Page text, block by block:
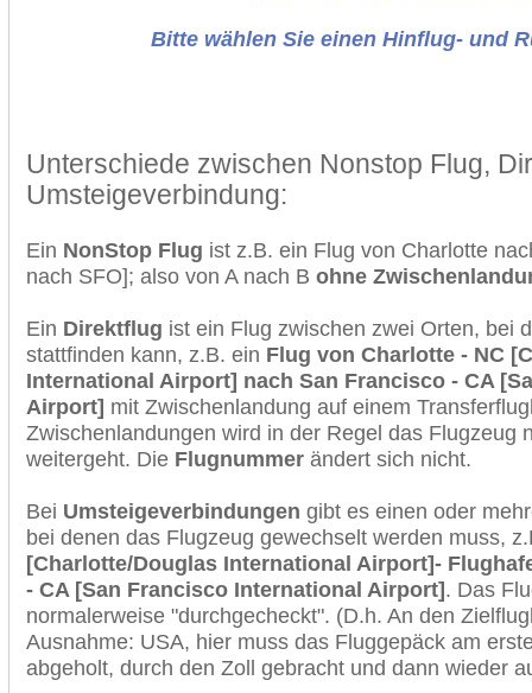
Bitte wählen Sie einen Hinflug- und
Unterschiede zwischen Nonstop Flug,
Umsteigeverbindung:
Ein NonStop Flug ist z.B. ein Flug von Charlotte
nach SFO]; also von A nach B ohne
Ein Direktflug ist ein Flug zwischen zwei Orten, bei
stattfinden kann, z.B. ein Flug von Charlotte - NC
International Airport] nach San Francisco - CA
Airport] mit Zwischenlandung auf einem
Zwischenlandungen wird in der Regel das Flugzeug
weitergeht. Die Flugnummer ändert sich nicht.
Bei Umsteigeverbindungen gibt es einen oder
bei denen das Flugzeug gewechselt werden muss,
[Charlotte/Douglas International Airport]-
- CA [San Francisco International Airport]. Das
normalerweise "durchgecheckt". (D.h. An den
Ausnahme: USA, hier muss das Fluggepäck am
abgeholt, durch den Zoll gebracht und dann wieder